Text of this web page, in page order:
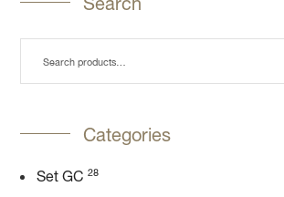
Search
Categories
Set GC 28